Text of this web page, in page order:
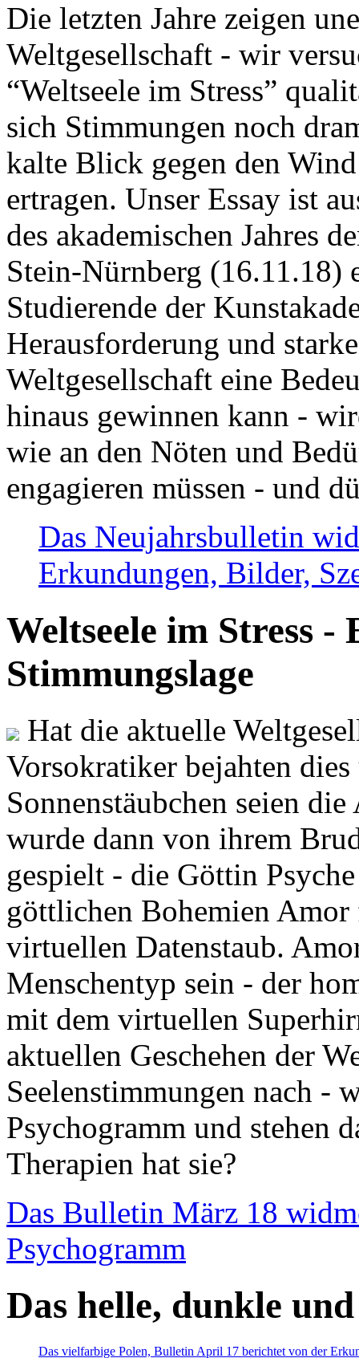
Die letzten Jahre zeigen
Weltgesellschaft - wir
“Weltseele im Stress”
sich Stimmungen noch
kalte Blick gegen den
ertragen. Unser Essay ist
des akademischen Jahres
Stein-Nürnberg (16.11.18)
Studierende der
Herausforderung und
Weltgesellschaft eine
hinaus gewinnen kann -
wie an den Nöten und
engagieren müssen - und
Das Neujahrsbulletin
Erkundungen, Bilder,
Weltseele im Stress -
Stimmungslage
Hat die aktuelle
Vorsokratiker bejahten
Sonnenstäubchen seien
wurde dann von ihrem
gespielt - die Göttin
göttlichen Bohemien
virtuellen Datenstaub.
Menschentyp sein - der
mit dem virtuellen
aktuellen Geschehen der
Seelenstimmungen nach -
Psychogramm und stehen
Therapien hat sie?
Das Bulletin März 18
Psychogramm
Das helle, dunkle
Das vielfarbige Polen, Bulletin April 17 berichtet von der